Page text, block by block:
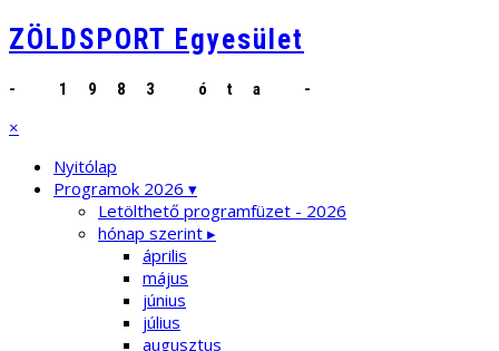
ZÖLDSPORT Egyesület
- 1983 óta -
×
Nyitólap
Programok 2026 ▾
Letölthető programfüzet - 2026
hónap szerint ▸
április
május
június
július
augusztus